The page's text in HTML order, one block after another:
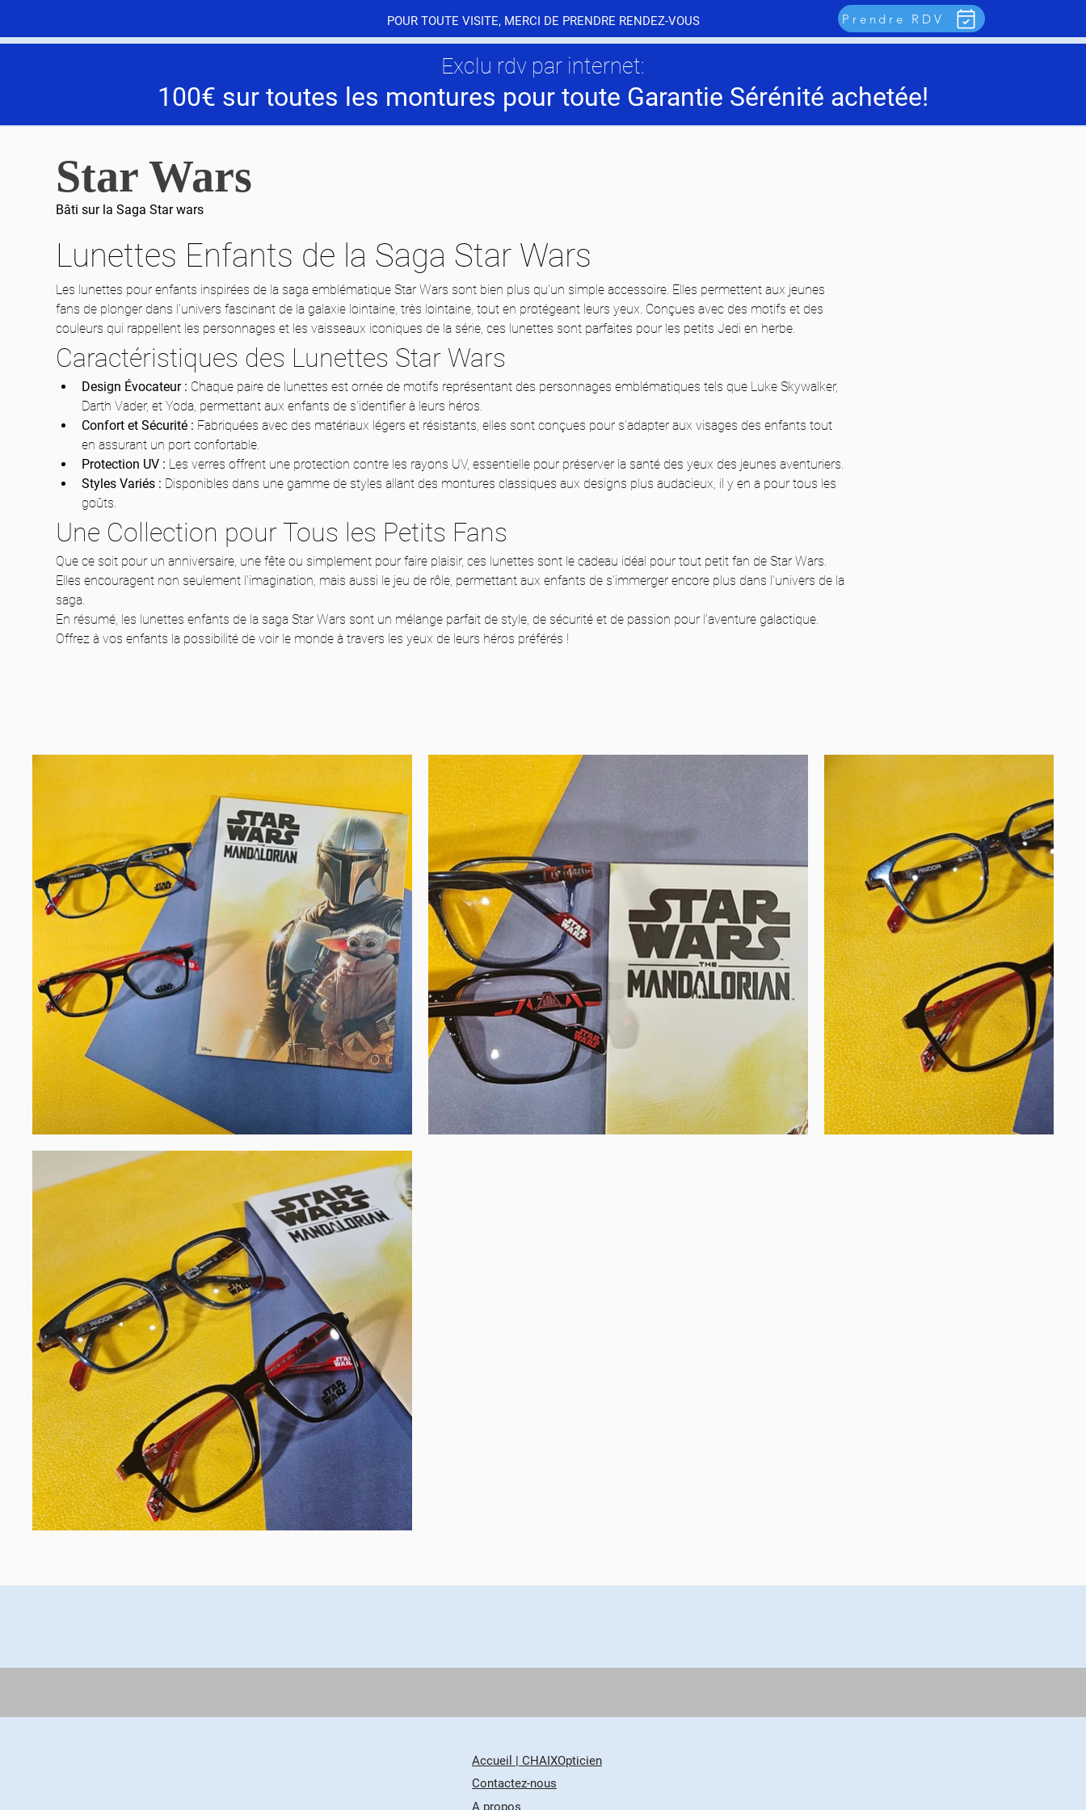
POUR TOUTE VISITE, MERCI DE PRENDRE RENDEZ-VOUS Prendre RDV
Exclu rdv par internet:
100€ sur toutes les montures pour toute Garantie Sérénité achetée!
Star Wars
Bâti sur la Saga Star wars
Lunettes Enfants de la Saga Star Wars
Les lunettes pour enfants inspirées de la saga emblématique Star Wars sont bien plus qu'un simple accessoire. Elles permettent aux jeunes
fans de plonger dans l'univers fascinant de la galaxie lointaine, très lointaine, tout en protégeant leurs yeux. Conçues avec des motifs et des
couleurs qui rappellent les personnages et les vaisseaux iconiques de la série, ces lunettes sont parfaites pour les petits Jedi en herbe.
Caractéristiques des Lunettes Star Wars
Design Évocateur : Chaque paire de lunettes est ornée de motifs représentant des personnages emblématiques tels que Luke Skywalker,
Darth Vader, et Yoda, permettant aux enfants de s'identifier à leurs héros.
Confort et Sécurité : Fabriquées avec des matériaux légers et résistants, elles sont conçues pour s'adapter aux visages des enfants tout
en assurant un port confortable.
Protection UV : Les verres offrent une protection contre les rayons UV, essentielle pour préserver la santé des yeux des jeunes aventuriers.
Styles Variés : Disponibles dans une gamme de styles allant des montures classiques aux designs plus audacieux, il y en a pour tous les
goûts.
Une Collection pour Tous les Petits Fans
Que ce soit pour un anniversaire, une fête ou simplement pour faire plaisir, ces lunettes sont le cadeau idéal pour tout petit fan de Star Wars.
Elles encouragent non seulement l'imagination, mais aussi le jeu de rôle, permettant aux enfants de s'immerger encore plus dans l'univers de la
saga.
En résumé, les lunettes enfants de la saga Star Wars sont un mélange parfait de style, de sécurité et de passion pour l'aventure galactique.
Offrez à vos enfants la possibilité de voir le monde à travers les yeux de leurs héros préférés !
Accueil | CHAIXOpticien
Contactez-nous
A propos